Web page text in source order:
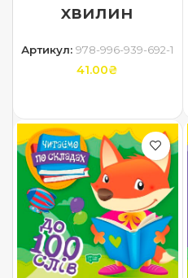
хвилин
Артикул: 978-996-939-692-1
41.00₴